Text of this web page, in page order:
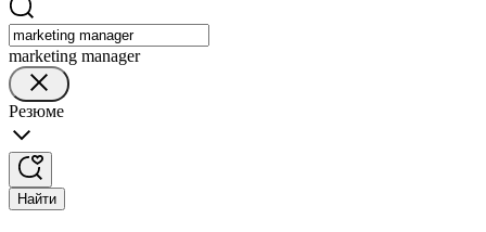
marketing manager
Резюме
Найти